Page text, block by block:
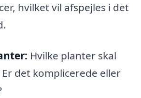
hvilket vil afspejles i det
Hvilke planter skal
det komplicerede eller